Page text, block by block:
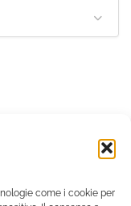
come i cookie per